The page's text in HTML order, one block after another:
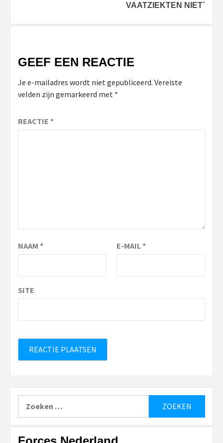
VAATZIEKTEN NIET`
GEEF EEN REACTIE
Je e-mailadres wordt niet gepubliceerd. Vereiste
velden zijn gemarkeerd met *
REACTIE *
NAAM * E-MAIL*
SITE
naar: